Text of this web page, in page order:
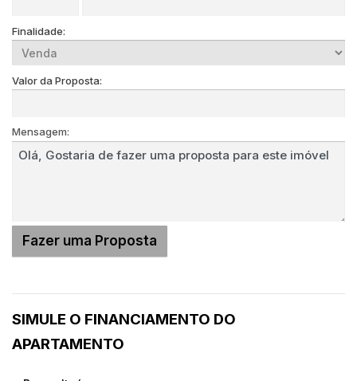
Finalidade:
Valor da Proposta:
Mensagem:
SIMULE O FINANCIAMENTO DO
APARTAMENTO